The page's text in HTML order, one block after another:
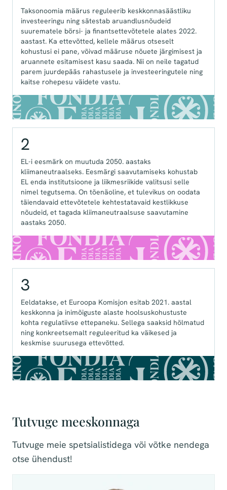
Taksonoomia määrus reguleerib keskkonnasäästliku
investeeringu ning sätestab aruandlusnõudeid
suurematele börsi- ja finantsettevõtetele alates 2022.
aastast. Ka ettevõtted, kellele määrus otseselt
kohustusi ei pane, võivad määruse nõuete järgimisest ja
aruannete esitamisest kasu saada. Nii on neile tagatud
parem juurdepääs rahastusele ja investeeringutele ning
kaitse rohepesu väidete vastu.
2
EL-i eesmärk on muutuda 2050. aastaks
kliimaneutraalseks. Eesmärgi saavutamiseks kohustab
EL enda institutsioone ja liikmesriikide valitsusi selle
nimel tegutsema. On tõenäoline, et tulevikus on oodata
täiendavaid ettevõtetele kehtestatavaid kestlikkuse
nõudeid, et tagada kliimaneutraalsuse saavutamine
aastaks 2050.
3
Eeldatakse, et Euroopa Komisjon esitab 2021. aastal
keskkonna ja inimõiguste alaste hoolsuskohustuste
kohta regulatiivse ettepaneku. Sellega saaksid hõlmatud
ning konkreetsemalt reguleeritud ka väikesed ja
keskmise suurusega ettevõtted.
Tutvuge meeskonnaga
Tutvuge meie spetsialistidega või võtke nendega
otse ühendust!